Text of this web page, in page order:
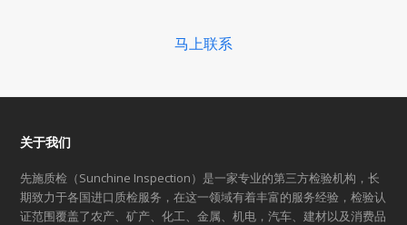
马上联系
关于我们
先施质检（Sunchine Inspection）是一家专业的第三方检验机构，长
期致力于各国进口质检服务，在这一领域有着丰富的服务经验，检验认
证范围覆盖了农产、矿产、化工、金属、机电，汽车、建材以及消费品